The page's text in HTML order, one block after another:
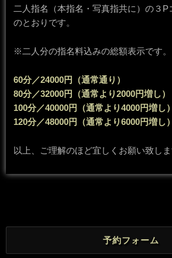
二人指名（本指名・写真指共に）の３
のとおりです。
※二人分の指名料込みの総額表示です。
60分／24000円（通常通り）
80分／32000円（通常より2000円増し）
100分／40000円（通常より4000円増し）
120分／48000円（通常より6000円増し）
以上、ご理解のほど宜しくお願い致しま
予約フォーム